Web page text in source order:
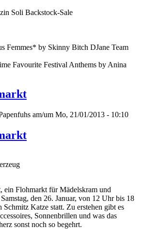
Soli Backstock-Sale
Femmes* by Skinny Bitch DJane Team
Favourite Festival Anthems by Anina
am/um Mo, 21/01/2013 - 10:10
ein Flohmarkt für Mädelskram und
den 26. Januar, von 12 Uhr bis 18
Katze statt. Zu erstehen gibt es
Sonnenbrillen und was das
sonst noch so begehrt.